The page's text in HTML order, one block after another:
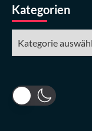
Kategorien